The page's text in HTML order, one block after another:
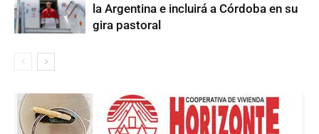
la Argentina e incluirá a Córdoba en su
gira pastoral